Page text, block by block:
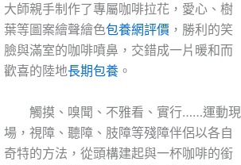
大師親手制作了專屬咖啡拉花，愛心、樹
葉等圖案繪聲繪色包養網評價 ，勝利的笑
臉與滿室的咖啡噴鼻，交錯成一片暖和而
歡喜的陸地長期包養 。
觸摸、嗅聞、不雅看、實行……運動現
場，視障、聽障、肢障等殘障伴侶以各自
奇特的方法，從頭構建起與一杯咖啡的銜